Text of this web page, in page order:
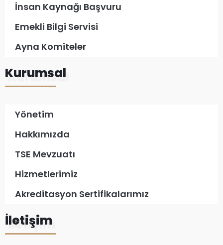
İnsan Kaynağı Başvuru
Emekli Bilgi Servisi
Ayna Komiteler
Kurumsal
Yönetim
Hakkımızda
TSE Mevzuatı
Hizmetlerimiz
Akreditasyon Sertifikalarımız
İletişim